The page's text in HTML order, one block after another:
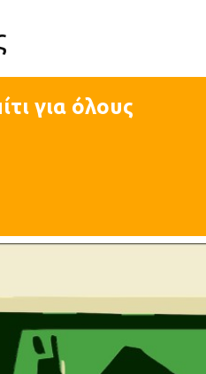
για όλους